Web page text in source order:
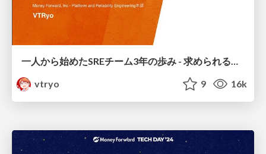
一人から始めたSREチーム3年の歩み - 求められるスキルの変化とチームのあり方 - / The three-year journey of the SRE team, which started all by myself
vtryo
9 16k